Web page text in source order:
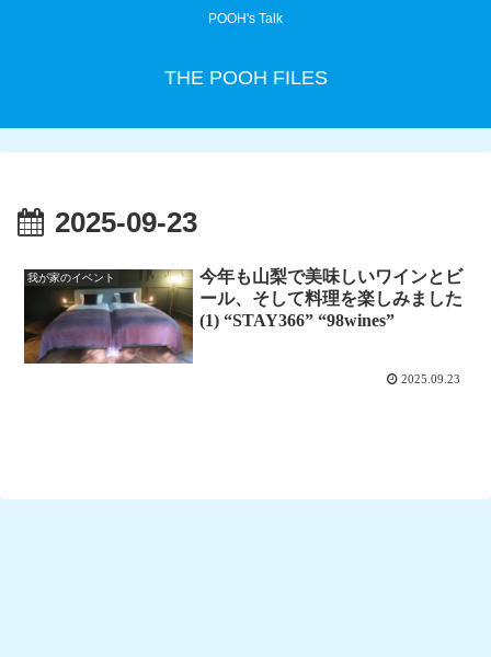
POOH's Talk
THE POOH FILES
2025-09-23
我が家のイベント
今年も山梨で美味しいワインとビ
ール、そして料理を楽しみました
(1) “STAY366” “98wines”
2025.09.23